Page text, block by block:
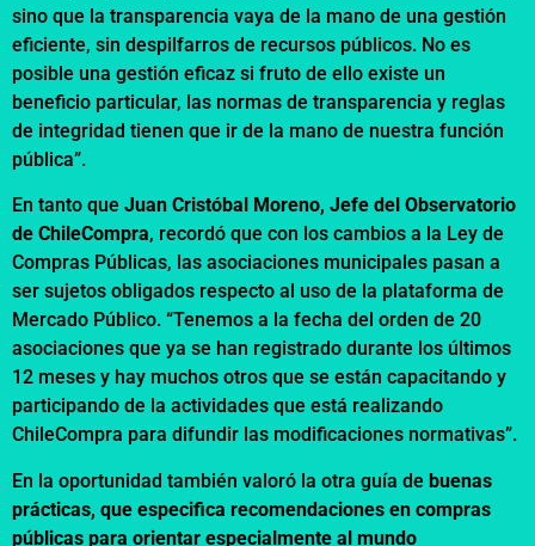
sino que la transparencia vaya de la mano de una gestión
eficiente, sin despilfarros de recursos públicos. No es
posible una gestión eficaz si fruto de ello existe un
beneficio particular, las normas de transparencia y reglas
de integridad tienen que ir de la mano de nuestra función
pública”.
En tanto que Juan Cristóbal Moreno, Jefe del Observatorio
de ChileCompra, recordó que con los cambios a la Ley de
Compras Públicas, las asociaciones municipales pasan a
ser sujetos obligados respecto al uso de la plataforma de
Mercado Público. “Tenemos a la fecha del orden de 20
asociaciones que ya se han registrado durante los últimos
12 meses y hay muchos otros que se están capacitando y
participando de la actividades que está realizando
ChileCompra para difundir las modificaciones normativas”.
En la oportunidad también valoró la otra guía de buenas
prácticas, que especifica recomendaciones en compras
públicas para orientar especialmente al mundo